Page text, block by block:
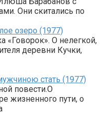
Они скитались по
озеро (1977)
«Говорок». О нелегкой,
деревни Кучки,
стать (1977)
повести.О
жизненного пути, о